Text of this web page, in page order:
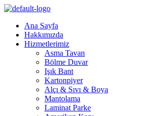
Ana Sayfa
Hakkımızda
Hizmetlerimiz
Asma Tavan
Bölme Duvar
Işık Bant
Kartonpiyer
Alçı & Sıvı & Boya
Mantolama
Laminat Parke